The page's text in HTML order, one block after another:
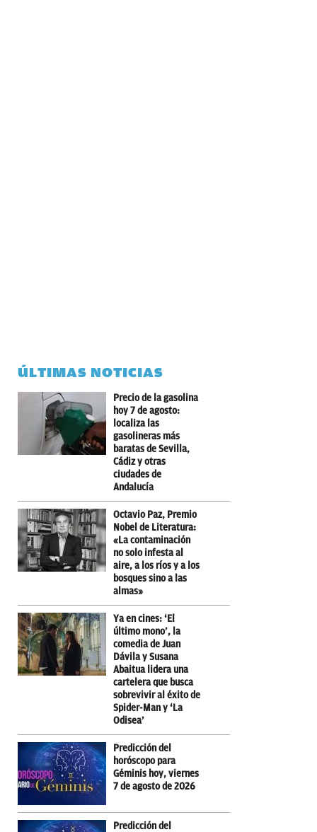
ÚLTIMAS NOTICIAS
Precio de la gasolina
hoy 7 de agosto:
localiza las
gasolineras más
baratas de Sevilla,
Cádiz y otras
ciudades de
Andalucía
Octavio Paz, Premio
Nobel de Literatura:
«La contaminación
no solo infesta al
aire, a los ríos y a los
bosques sino a las
almas»
Ya en cines: ‘El
último mono’, la
comedia de Juan
Dávila y Susana
Abaitua lidera una
cartelera que busca
sobrevivir al éxito de
Spider-Man y ‘La
Odisea’
Predicción del
horóscopo para
Géminis hoy, viernes
7 de agosto de 2026
Predicción del